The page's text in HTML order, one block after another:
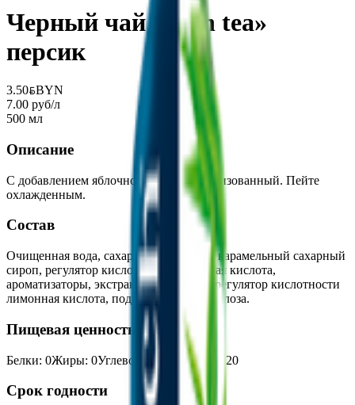
Черный чай «Rich tea»
персик
3.50BYNBYN
7.00 руб/л
500 мл
Описание
С добавлением яблочного сока. Пастеризованный. Пейте
охлажденным.
Состав
Очищенная вода, сахар яблочный сок, карамельный сахарный
сироп, регулятор кислотности лимонная кислота,
ароматизаторы, экстракт черного чая, регулятор кислотности
лимонная кислота, подсластитель сукралоза.
Пищевая ценность на 100г
Белки: 0Жиры: 0Углеводы : Калории 20
Срок годности